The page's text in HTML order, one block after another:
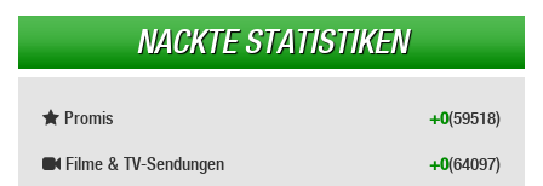
NACKTE STATISTIKEN
Promis (59518)
+0
Filme & TV-Sendungen (64097)
+0